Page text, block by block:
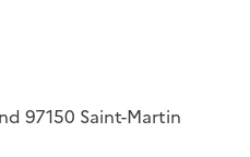
97150 Saint-Martin